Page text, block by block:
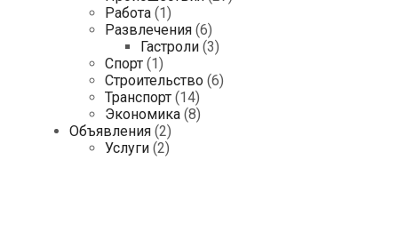
Работа (1)
Развлечения (6)
Гастроли (3)
Спорт (1)
Строительство (6)
Транспорт (14)
Экономика (8)
Объявления (2)
Услуги (2)